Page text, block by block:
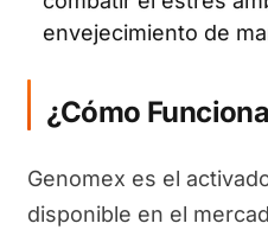
envejecimiento de
¿Cómo
Genomex es el
disponible en el